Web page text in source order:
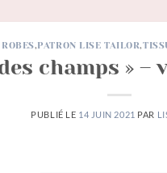
,PATRON LISE TAILOR,
champs »
PUBLIÉ LE 14 JUIN 2021 PAR